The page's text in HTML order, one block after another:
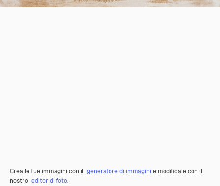
Crea le tue immagini con il generatore di immagini e modificale con il
nostro editor di foto.